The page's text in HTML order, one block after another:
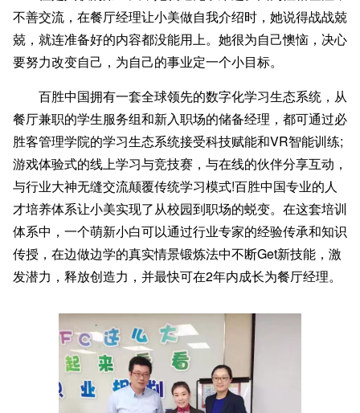
不善交流，在餐厅经理让小美做自我介绍时，她说得战战兢
兢，就连准备好的内容都没能用上。她很为自己懊恼，决心
要努力改变自己，为自己的事业定一个小目标。
百胜中国拥有一套全球领先的数字化学习生态系统，从
餐厅兼职的学生服务组和新入职场的储备经理，都可通过必
胜客管理学院的学习生态系统接受科技赋能和VR智能训练;
游戏体验式的线上学习与竞技赛，与在线的伙伴分享互动，
与行业大神无缝交流颠覆传统学习模式!百胜中国专业的人
才培养体系让小美实现了从校园到职场的蜕变。在这套培训
体系中，一个萌新小白可以通过行业专家的经验传承和知识
传授，在边做边学的真实情景锻炼法中不断Get新技能，激
发潜力，释放创造力，并最快可在2年内成长为餐厅经理。